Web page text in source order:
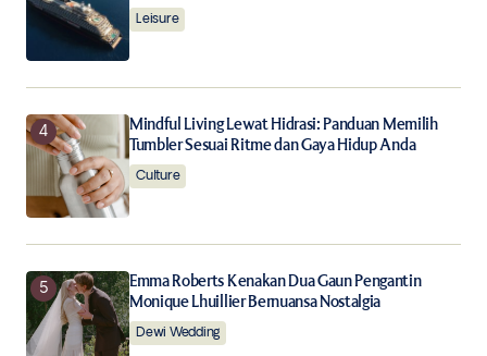
Leisure
Mindful Living Lewat Hidrasi: Panduan Memilih
Tumbler Sesuai Ritme dan Gaya Hidup Anda
Culture
Emma Roberts Kenakan Dua Gaun Pengantin
Monique Lhuillier Bernuansa Nostalgia
Dewi Wedding